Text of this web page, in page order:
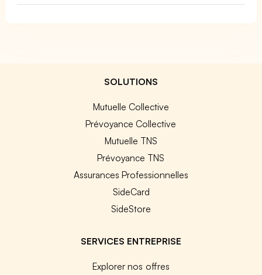
SOLUTIONS
Mutuelle Collective
Prévoyance Collective
Mutuelle TNS
Prévoyance TNS
Assurances Professionnelles
SideCard
SideStore
SERVICES ENTREPRISE
Explorer nos offres